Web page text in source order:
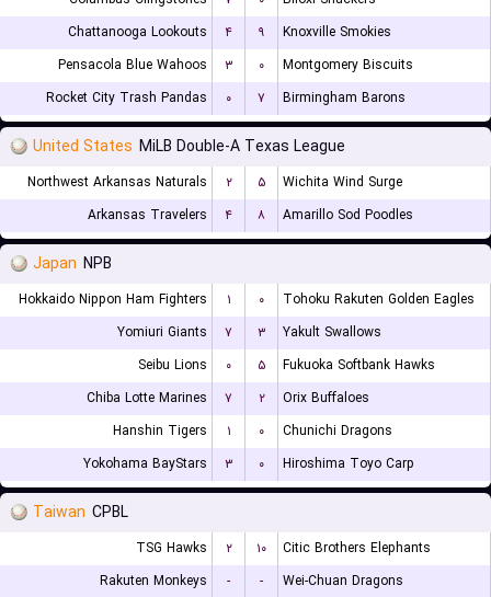
Chattanooga Lookouts
۴ ۹
Knoxville Smokies
Pensacola Blue Wahoos
۳ ۰
Montgomery Biscuits
Rocket City Trash Pandas
۰ ۷ Birmingham Barons
United States MiLB Double-A Texas League
Northwest Arkansas Naturals ۲ ۵
Wichita Wind Surge
Arkansas Travelers
۴ ۸ Amarillo Sod Poodles
Japan NPB
Hokkaido Nippon Ham Fighters ۱ ۰
Tohoku Rakuten Golden Eagles
Yomiuri Giants
۷ ۳
Yakult Swallows
Seibu Lions
۰ ۵
Fukuoka Softbank Hawks
Chiba Lotte Marines
۷ ۲
Orix Buffaloes
Hanshin Tigers
۱ ۰
Chunichi Dragons
Yokohama BayStars
۳ ۰ Hiroshima Toyo Carp
Taiwan CPBL
TSG Hawks ۲ ۱۰
Citic Brothers Elephants
Rakuten Monkeys
- - Wei-Chuan Dragons